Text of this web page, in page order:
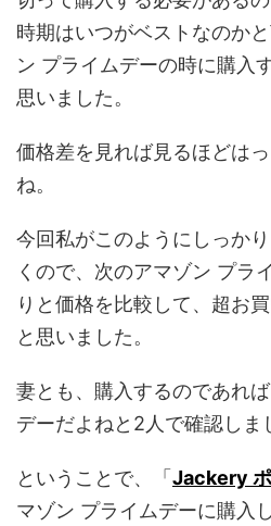
時期はいつがベストなのか
ン プライムデーの時に購入
思いました。
価格差を見れば見るほどは
ね。
今回私がこのようにしっか
くので、次のアマゾン プラ
りと価格を比較して、超お
と思いました。
妻とも、購入するのであれ
デーだよねと2人で確認しま
ということで、「Jackery
マゾン プライムデーに購入